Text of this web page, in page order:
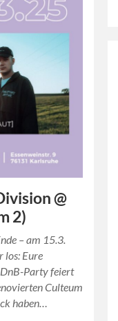
@
2)
– am 15.3.
los: Eure
Party feiert
Culteum
haben…